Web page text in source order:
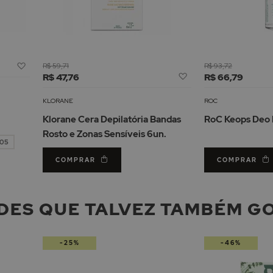
Adicionar
Desejos
R$ 47,76
R$ 59,71
Adicionar
Lista
Desejos
KLORANE
Klorane Cera Depilatória Bandas
Rosto e Zonas Sensíveis 6un.
COMPRAR
R$ 66,79
R$ 93,72
ROC
RoC Keops
COMPRAR
QUE TALVEZ TAMBÉM
-25% -46%